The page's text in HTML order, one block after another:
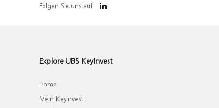
Folgen Sie uns auf
Explore UBS KeyInvest
Home
Mein KeyInvest